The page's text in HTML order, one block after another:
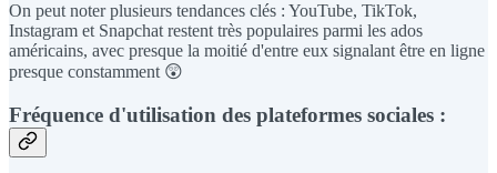
On peut noter plusieurs tendances clés : YouTube, TikTok,
Instagram et Snapchat restent très populaires parmi les ados
américains, avec presque la moitié d'entre eux signalant être en ligne
presque constamment 😲
Fréquence d'utilisation des plateformes sociales :